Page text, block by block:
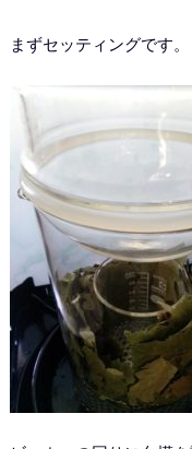
まずセッティングです。